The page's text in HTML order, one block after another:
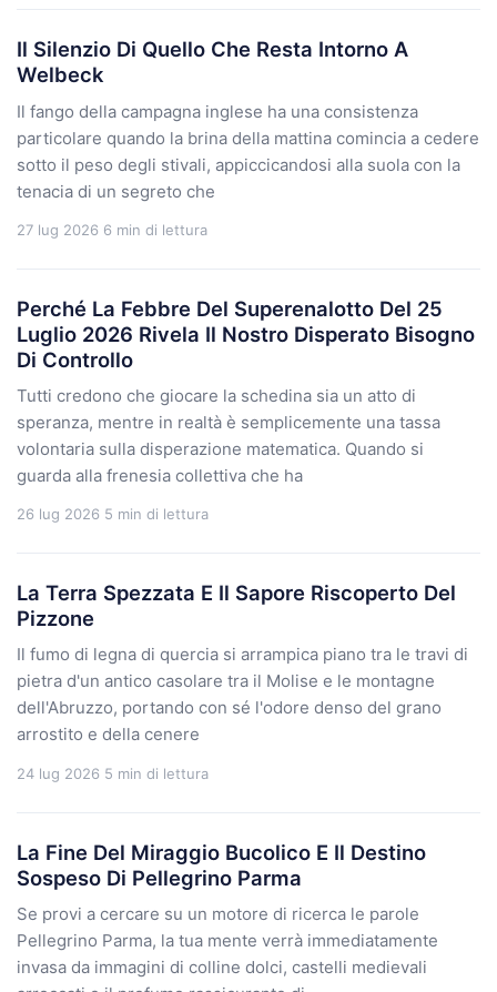
Il Silenzio Di Quello Che Resta Intorno A
Welbeck
Il fango della campagna inglese ha una consistenza
particolare quando la brina della mattina comincia a cedere
sotto il peso degli stivali, appiccicandosi alla suola con la
tenacia di un segreto che
27 lug 2026 6 min di lettura
Perché La Febbre Del Superenalotto Del 25
Luglio 2026 Rivela Il Nostro Disperato Bisogno
Di Controllo
Tutti credono che giocare la schedina sia un atto di
speranza, mentre in realtà è semplicemente una tassa
volontaria sulla disperazione matematica. Quando si
guarda alla frenesia collettiva che ha
26 lug 2026 5 min di lettura
La Terra Spezzata E Il Sapore Riscoperto Del
Pizzone
Il fumo di legna di quercia si arrampica piano tra le travi di
pietra d'un antico casolare tra il Molise e le montagne
dell'Abruzzo, portando con sé l'odore denso del grano
arrostito e della cenere
24 lug 2026 5 min di lettura
La Fine Del Miraggio Bucolico E Il Destino
Sospeso Di Pellegrino Parma
Se provi a cercare su un motore di ricerca le parole
Pellegrino Parma, la tua mente verrà immediatamente
invasa da immagini di colline dolci, castelli medievali